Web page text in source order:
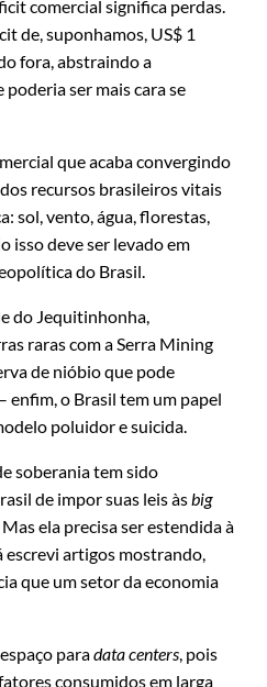
comercial significa perdas.
de, suponhamos, US$ 1
fora, abstraindo a
ser mais cara se
que acaba convergindo
recursos brasileiros vitais
sol, vento, água, florestas,
isso deve ser levado em
do Brasil.
do Jequitinhonha,
raras com a Serra Mining
de nióbio que pode
enfim, o Brasil tem um papel
poluidor e suicida.
soberania tem sido
de impor suas leis àsbig
ela precisa ser estendida à
artigos mostrando,
que um setor da economia
paradata centers, pois
consumidos em larga